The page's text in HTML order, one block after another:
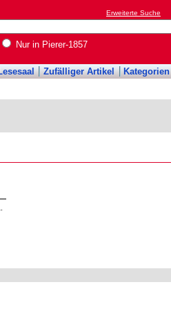
Erweiterte Suche
Nur in Pierer-1857
Zufälliger Artikel Kategorien